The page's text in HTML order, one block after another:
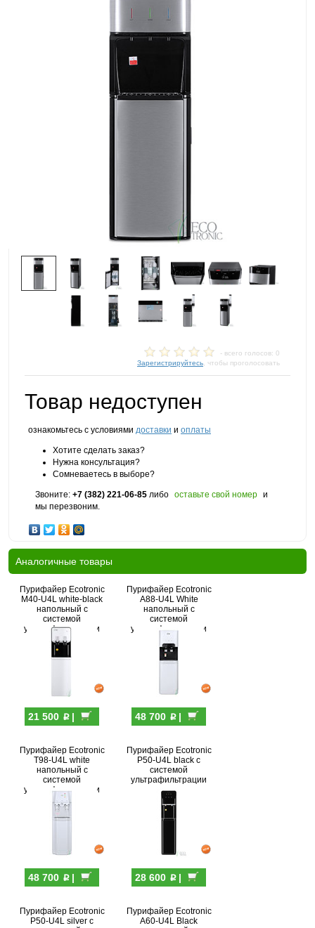
- всего голосов: 0
Зарегистрируйтесь , чтобы проголосовать
Товар недоступен
ознакомьтесь с условиями доставки и оплаты
Хотите сделать заказ?
Нужна консультация?
Сомневаетесь в выборе?
Звоните: +7 (382) 221-06-85 либо оставьте свой номер и
мы перезвоним.
Аналогичные товары
Пурифайер Ecotronic
M40-U4L white-black
напольный с
системой
ультрафильтрации
21 500 p|
Пурифайер Ecotronic
A88-U4L White
напольный с
системой
ультрафильтрации
48 700 p|
Пурифайер Ecotronic
T98-U4L white
напольный с
системой
ультрафильтрации
48 700 p|
Пурифайер Ecotronic
P50-U4L black с
системой
ультрафильтрации
28 600 p|
Пурифайер Ecotronic
P50-U4L silver с
Пурифайер Ecotronic
A60-U4L Black